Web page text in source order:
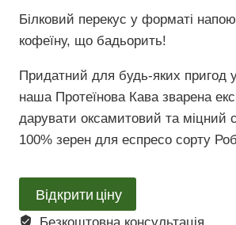
Білковий перекус у форматі
кофеїну, що бадьорить!
Придатний для будь-яких пригод
наша Протеїнова Кава зварена
дарувати оксамитовий та міцний
100% зерен для еспресо сорту
Відкрити ціну